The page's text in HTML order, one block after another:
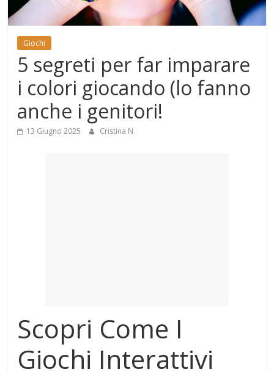
Mondo
Giochi
5 segreti per far imparare
i colori giocando (lo fanno
anche i genitori!
13 Giugno 2025 Cristina N
Scopri Come I
Giochi Interattivi